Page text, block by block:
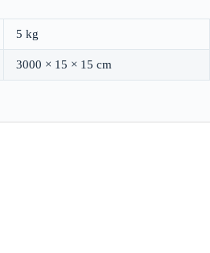
5 kg
3000 × 15 × 15 cm